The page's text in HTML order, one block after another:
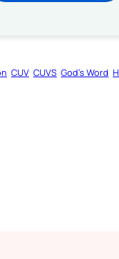
CUV CUVS God’s Word